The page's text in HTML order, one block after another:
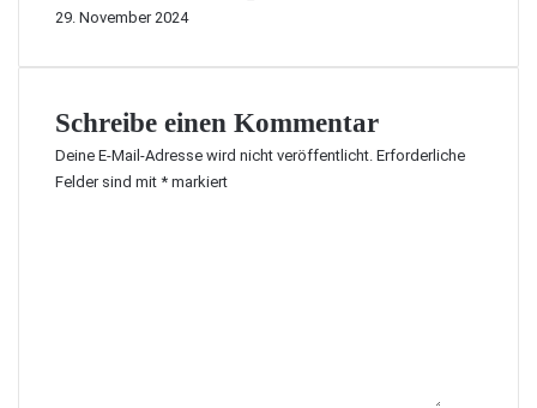
29. November 2024
Schreibe einen Kommentar
Deine E-Mail-Adresse wird nicht veröffentlicht. Erforderliche
Felder sind mit * markiert